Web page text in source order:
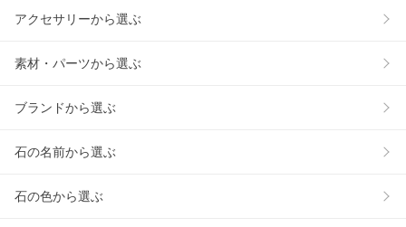
アクセサリーから選ぶ
素材・パーツから選ぶ
ブランドから選ぶ
石の名前から選ぶ
石の色から選ぶ